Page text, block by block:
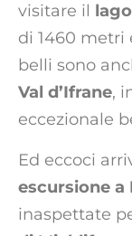
visitare il
di 1460 metri
belli sono
Val d’Ifrane,
eccezionale
Ed eccoci
escursione a
inaspettate